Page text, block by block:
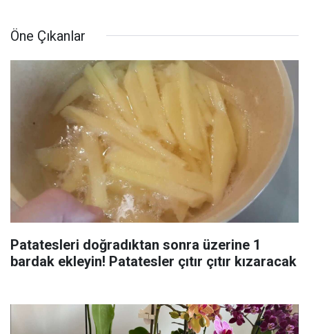
Öne Çıkanlar
Patatesleri doğradıktan sonra üzerine 1
bardak ekleyin! Patatesler çıtır çıtır kızaracak